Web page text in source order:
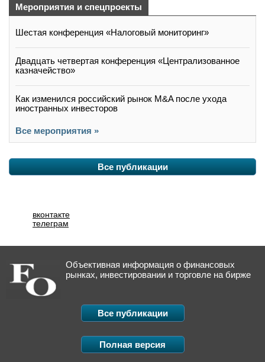
Мероприятия и спецпроекты
Шестая конференция «Налоговый мониторинг»
Двадцать четвертая конференция «Централизованное
казначейство»
Как изменился российский рынок M&A после ухода
иностранных инвесторов
Все мероприятия »
Все публикации
вконтакте
телеграм
Объективная информация о финансовых
рынках, инвестировании и торговле на бирже
Все публикации
Полная версия